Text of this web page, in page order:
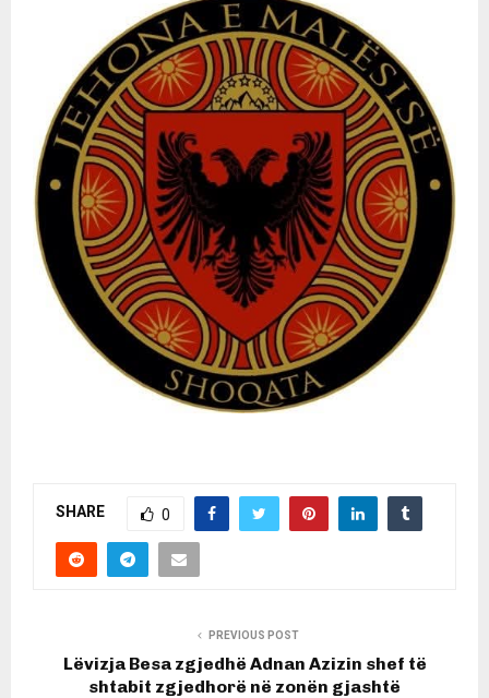
SHARE 0
PREVIOUS POST
Lëvizja Besa zgjedhë Adnan Azizin shef të
shtabit zgjedhorë në zonën gjashtë